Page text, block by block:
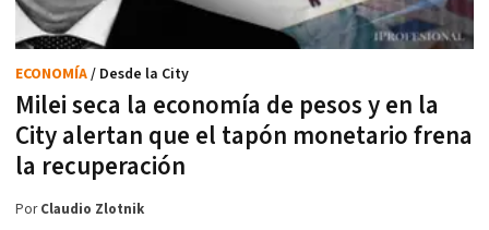
Milei seca la economía de pesos y en la
City alertan que el tapón monetario frena
la recuperación
ECONOMÍA/ Desde la City
PorClaudio Zlotnik